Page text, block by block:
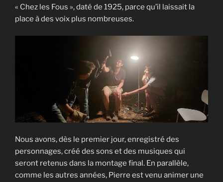
« Chez les Fous », daté de 1925, parce qu’il laissait la
place à des voix plus nombreuses.
Nous avons, dès le premier jour, enregistré des
personnages, créé des sons et des musiques qui
seront retenus dans la montage final. En parallèle,
comme les autres années, Pierre est venu animer une